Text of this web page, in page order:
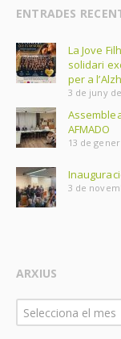
ENTRADES
La Jove
solidari
per a
3 de juny
AFMADO
13 de
3 de
ARXIUS
Arxius
Selecciona el mes